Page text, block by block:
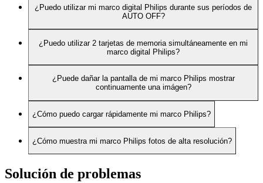
¿Puedo utilizar mi marco digital Philips durante sus períodos de
AUTO OFF?
¿Puedo utilizar 2 tarjetas de memoria simultáneamente en mi
marco digital Philips?
¿Puede dañar la pantalla de mi marco Philips mostrar
continuamente una imágen?
¿Cómo puedo cargar rápidamente mi marco Philips?
¿Cómo muestra mi marco Philips fotos de alta resolución?
Solución de problemas